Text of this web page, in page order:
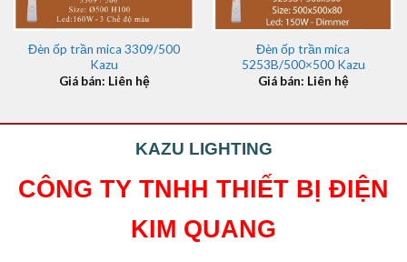
Đèn ốp trần mica 3309/500
Kazu
Giá bán: Liên hệ
Đèn ốp trần mica
5253B/500×500 Kazu
Giá bán: Liên hệ
KAZU LIGHTING
CÔNG TY TNHH THIẾT BỊ ĐIỆN
KIM QUANG